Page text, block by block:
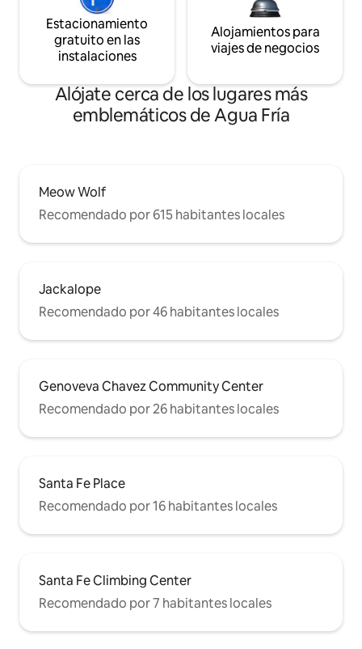
Estacionamiento
gratuito en las
instalaciones
Alojamientos para
viajes de negocios
Alójate cerca de los lugares más
emblemáticos de Agua Fría
Meow Wolf
Recomendado por 615 habitantes locales
Jackalope
Recomendado por 46 habitantes locales
Genoveva Chavez Community Center
Recomendado por 26 habitantes locales
Santa Fe Place
Recomendado por 16 habitantes locales
Santa Fe Climbing Center
Recomendado por 7 habitantes locales